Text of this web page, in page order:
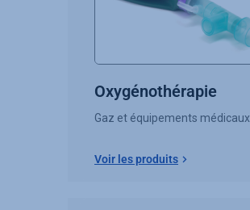
Oxygénothérapie
Gaz et équipements médicaux
Voir les produits